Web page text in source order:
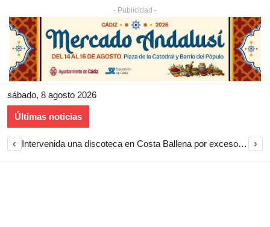
- Publicidad -
sábado, 8 agosto 2026
Últimas noticias
‹ Intervenida una discoteca en Costa Ballena por exceso de aforo y salidas de emergencia bloqueadas ›